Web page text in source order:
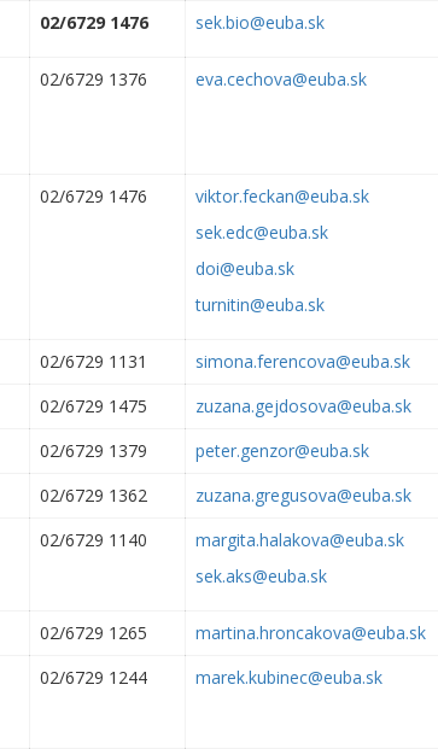
02/6729 1476 sek.bio@euba.sk
02/6729 1376 eva.cechova@euba.sk
02/6729 1476
viktor.feckan@euba.sk
sek.edc@euba.sk
doi@euba.sk
turnitin@euba.sk
02/6729 1131
simona.ferencova@euba.sk
02/6729 1475
zuzana.gejdosova@euba.sk
02/6729 1379
peter.genzor@euba.sk
02/6729 1362
zuzana.gregusova@euba.sk
02/6729 1140
margita.halakova@euba.sk
sek.aks@euba.sk
02/6729 1265
martina.hroncakova@euba.sk
02/6729 1244 marek.kubinec@euba.sk